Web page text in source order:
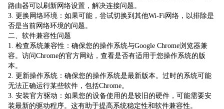
路由器可以刷新网络设置，解决连接问题。
3. 更换网络环境：如果可能，尝试切换到其他Wi-Fi网络，以排除是
否是当前网络环境的问题。
二、软件兼容性问题
1. 检查系统兼容性：确保您的操作系统与Google Chrome浏览器兼
容。访问Chrome的官方网站，查看是否有适用于您操作系统的版
本。
2. 更新操作系统：确保您的操作系统是最新版本。过时的系统可能
无法正确运行某些软件，包括Chrome。
3. 安装官方驱动：如果您的设备使用的是较旧的硬件，可能需要安
装最新的驱动程序。这有助于提高系统稳定性和软件兼容性。